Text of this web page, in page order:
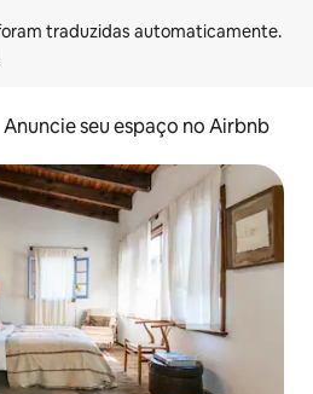
Anuncie seu espaço no Airbnb